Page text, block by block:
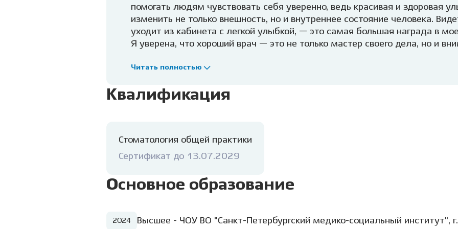
помогать людям чувствовать себя уверенно, ведь красивая и здоровая
изменить не только внешность, но и внутреннее состояние человека.
уходит из кабинета с легкой улыбкой, — это самая большая награда в
Я уверена, что хороший врач — это не только мастер своего дела, но и
тех, кто испытывает страх перед лечением. Моя «фишка» — подробное
безопасности и понимать, что с ними происходит.
Особое внимание я уделяю работе с тревожными пациентами и детьми.
себе «на потом». Здоровая улыбка — это не роскошь, а часть качества
рядом, чтобы сделать этот путь комфортным, безболезненным и даже
Читать полностью
Квалификация
Стоматология общей практики
Сертификат до 13.07.2029
Основное образование
2024
Высшее - ЧОУ ВО "Санкт-Петербургский медико-социальный институт", г.